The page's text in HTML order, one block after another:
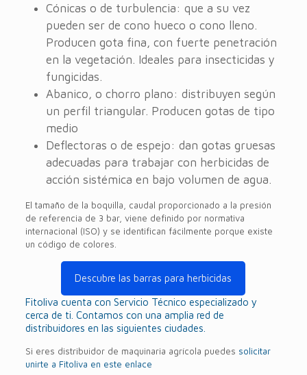
Cónicas o de turbulencia: que a su vez
pueden ser de cono hueco o cono lleno.
Producen gota fina, con fuerte penetración
en la vegetación. Ideales para insecticidas y
fungicidas.
Abanico, o chorro plano: distribuyen según
un perfil triangular. Producen gotas de tipo
medio
Deflectoras o de espejo: dan gotas gruesas
adecuadas para trabajar con herbicidas de
acción sistémica en bajo volumen de agua.
El tamaño de la boquilla, caudal proporcionado a la presión
de referencia de 3 bar, viene definido por normativa
internacional (ISO) y se identifican fácilmente porque existe
un código de colores.
Descubre las barras para herbicidas
Fitoliva cuenta con Servicio Técnico especializado y
cerca de ti. Contamos con una amplia red de
distribuidores en las siguientes ciudades.
Si eres distribuidor de maquinaria agrícola puedes solicitar
unirte a Fitoliva en este enlace